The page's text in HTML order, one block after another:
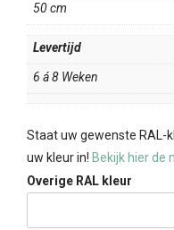
50 cm
Levertijd
6 á 8 Weken
Staat uw gewenste RAL-
uw kleur in! Bekijk hier de
Overige RAL kleur